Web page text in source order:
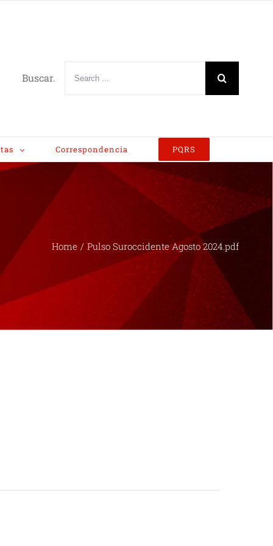
Buscar.
Correspondencia PQRS
Home / Pulso Suroccidente Agosto 2024.pdf